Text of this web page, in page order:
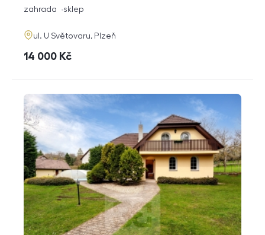
funkce
zahrada sklep
adresa
ul. U Světovaru, Plzeň
cena
14 000 Kč